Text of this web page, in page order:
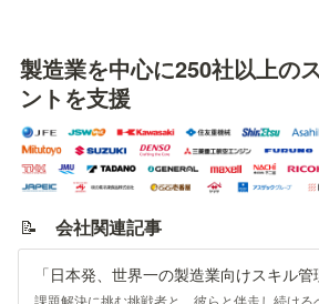
製造業を中心に250社以上の
ントを支援
📝 会社関連記事
課題解決に挑む挑戦者と、彼らと伴走し続ける